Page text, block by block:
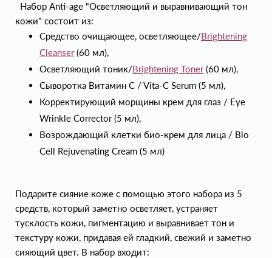
Набор Anti-age "Осветляющий и выравнивающий тон
кожи" состоит из:
Средство очищающее, осветляющее/Brightening
Cleanser(60 мл),
Осветляющий тоник/Brightening Toner(60 мл),
Сывороткa Витамин C / Vita-C Serum (5 мл),
Корректирующий мopщины крем для глаз / Eye
Wrinkle Corrector (5 мл),
Возрождающий клетки био-крем для лица / Bio
Cell Rejuvenating Cream (5 мл)
Подарите сияние коже с помощью этого набора из 5
средств, который заметно осветляет, устраняет
тусклость кожи, пигментацию и выравнивает тон и
текстуру кожи, придавая ей гладкий, свежий и заметно
сияющий цвет. В набор входит: